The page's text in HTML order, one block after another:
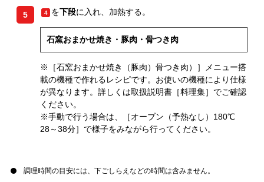
5 4 を下段に入れ、加熱する。
石窯おまかせ焼き・豚肉・骨つき肉
※［石窯おまかせ焼き（豚肉）骨つき肉）］メニュー搭
載の機種で作れるレシピです。お使いの機種により仕様
が異なります。詳しくは取扱説明書［料理集］でご確認
ください。
※手動で行う場合は、［オーブン（予熱なし）180℃
28～38分］で様子をみながら行ってください。
調理時間の目安には、下ごしらえなどの時間は含みません。